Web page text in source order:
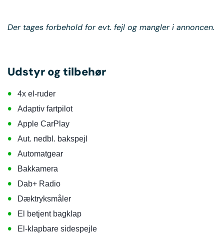
Der tages forbehold for evt. fejl og mangler i annoncen.
Udstyr og tilbehør
• 4x el-ruder
• Adaptiv fartpilot
• Apple CarPlay
• Aut. nedbl. bakspejl
• Automatgear
• Bakkamera
• Dab+ Radio
• Dæktryksmåler
• El betjent bagklap
• El-klapbare sidespejle